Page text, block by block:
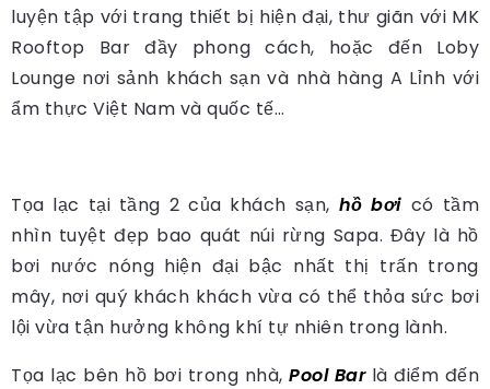
luyện tập với trang thiết bị hiện đại, thư giãn với MK
Rooftop Bar đầy phong cách, hoặc đến Loby
Lounge nơi sảnh khách sạn và nhà hàng A Lỉnh với
ẩm thực Việt Nam và quốc tế…
Tọa lạc tại tầng 2 của khách sạn, hồ bơi có tầm
nhìn tuyệt đẹp bao quát núi rừng Sapa. Đây là hồ
bơi nước nóng hiện đại bậc nhất thị trấn trong
mây, nơi quý khách khách vừa có thể thỏa sức bơi
lội vừa tận hưởng không khí tự nhiên trong lành.
Tọa lạc bên hồ bơi trong nhà, Pool Bar là điểm đến